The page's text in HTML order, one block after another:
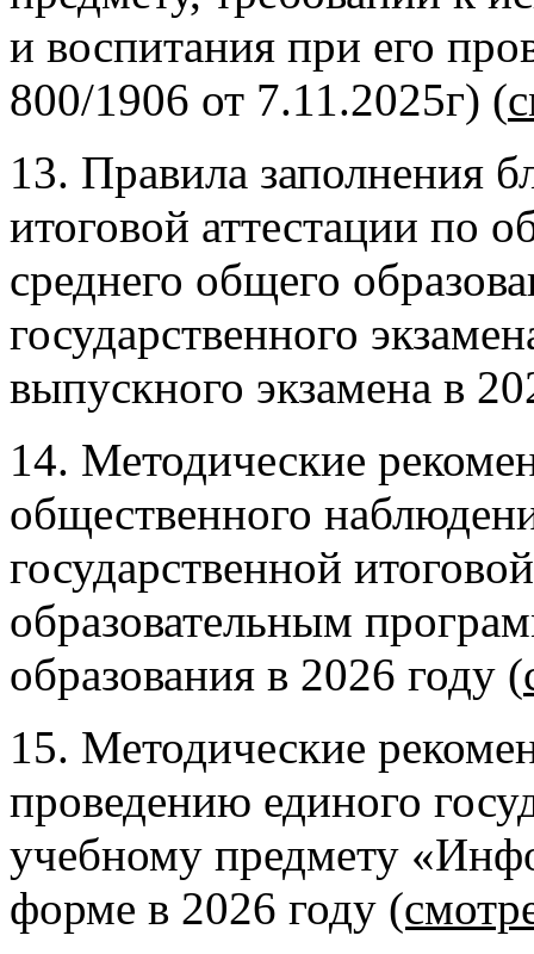
и воспитания при его
800/1906 от 7.11.2025г) (
13. Правила заполнения
итоговой аттестации по
среднего общего
государственного
выпускного экзамена в
14. Методические
общественного
государственной
образовательным
образования в 2026 году (
15. Методические
проведению единого
учебному предмету
форме в 2026 году